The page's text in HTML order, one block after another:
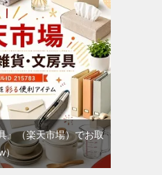
』（楽天市場）でお取